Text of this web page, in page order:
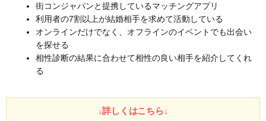
街コンジャパンと提携しているマッチングアプリ
利用者の7割以上が結婚相手を求めて活動している
オンラインだけでなく、オフラインのイベントでも出会い
を探せる
相性診断の結果に合わせて相性の良い相手を紹介してくれ
る
↓詳しくはこちら↓